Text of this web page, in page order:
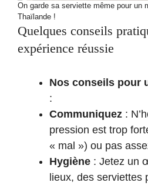
On garde sa serviette même pour un
Thaïlande !
Quelques conseils
expérience réussie
Nos conseils pour
:
Communiquez :
pression est trop
« mal ») ou pas
Hygiène : Jetez un
lieux, des serviettes